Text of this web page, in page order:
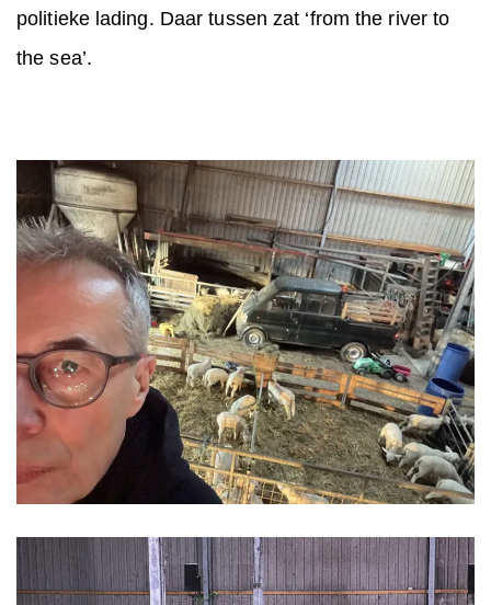
politieke lading. Daar tussen zat ‘from the river to
the sea’.